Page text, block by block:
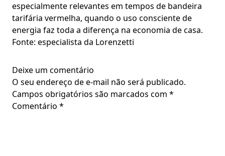
especialmente relevantes em tempos de bandeira
tarifária vermelha, quando o uso consciente de
energia faz toda a diferença na economia de casa.
Fonte: especialista da Lorenzetti
Deixe um comentário
O seu endereço de e-mail não será publicado.
Campos obrigatórios são marcados com *
Comentário *